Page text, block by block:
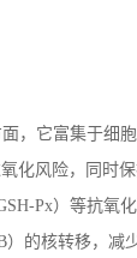
，它富集于细
化风险，同时
Px）等抗氧
）的核转移，减